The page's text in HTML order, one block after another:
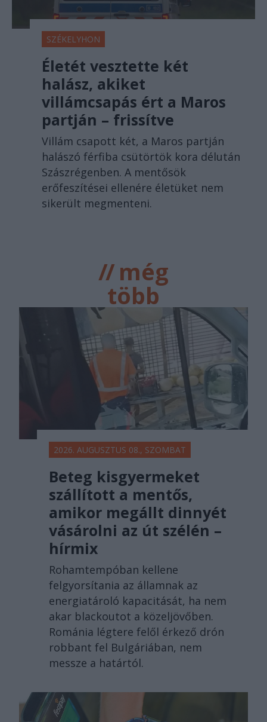
SZÉKELYHON
Életét vesztette két
halász, akiket
villámcsapás ért a Maros
partján – frissítve
Villám csapott két, a Maros partján
halászó férfiba csütörtök kora délután
Szászrégenben. A mentősök
erőfeszítései ellenére életüket nem
sikerült megmenteni.
//még
több
főtér.ro
2026. AUGUSZTUS 08., SZOMBAT
Beteg kisgyermeket
szállított a mentős,
amikor megállt dinnyét
vásárolni az út szélén –
hírmix
Rohamtempóban kellene
felgyorsítania az államnak az
energiatároló kapacitását, ha nem
akar blackoutot a közeljövőben.
Románia légtere felől érkező drón
robbant fel Bulgáriában, nem
messze a határtól.